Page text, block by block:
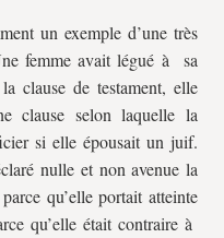
un exemple d’une très
femme avait légué à sa
clause de testament, elle
clause selon laquelle la
si elle épousait un juif.
nulle et non avenue la
qu’elle portait atteinte
qu’elle était contraire à